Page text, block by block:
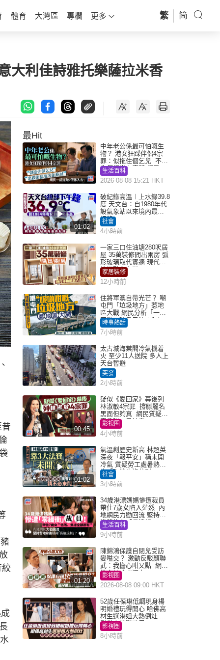
體育 大灣區 專欄 更多 繁 简
利佳詩雅托樂薩拉米香
最Hit
中年老公係最可怕嘅生
物？ 港女狂踩伴侶4宗
罪：似拖住個乞兒 不解
為何經常去廁所 網民一
語道破
生活百科
2026-08-08 15:21 HKT
01:02
破紀錄高溫︱上水錄39.8
度 天文台：自1980年代
設氣象站以來境內最高
紀錄
社會
4小時前
一家三口住油塘280呎居
屋 35萬裝修間出兩房 弧
形玻璃取代實牆 現代神
枱櫃融入玄關
家居裝修
12小時前
住將軍澳自帶光芒？ 嘲
屯門「垃圾地方」惹地
區大戰 網民分析「一共
同點」秒息風波｜Juicy
叮
時事熱話
7小時前
太古城海棠閣冷氣機着
火 至少11人送院 多人上
天台暫避
突發
2小時前
00:45
疑似《愛回家》幕後列
林淑敏4宗罪 撐滕麗名
黑面但夠真 網民質疑：
真係咁一早被雪
影視圈
4小時前
01:02
氣溫創歷史新高 林超英
深夜「報平安」稱未開
冷氣 質疑勞工處暑熱警
告「取消也沒分別」
社會
3小時前
34歲港漂媽媽慘遭裁員
帶住7歲女陷入茫然 內
地網民力勸回流 堅持留
港背後有「長遠規
劃」？
生活百科
9小時前
01:20
陳錦鴻保護自閉兒受訪
變嗌交？ 激動反駁顏聯
武：我擔心咁又點 網民
批主持咄咄逼人
影視圈
2026-08-08 09:00 HKT
52歲任葆琳低調現身楊
明婚禮玩得開心 哈佛高
材生選港姐大熱倒灶 息
影從商轉戰政界
影視圈
8小時前